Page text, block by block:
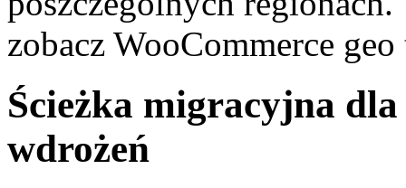
zobacz WooCommerce
Ścieżka migracyjna
wdrożeń